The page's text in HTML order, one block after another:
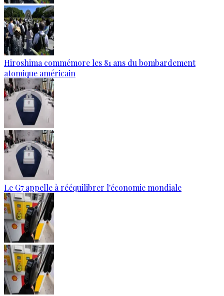
Hiroshima commémore les 81 ans du bombardement
atomique américain
Le G7 appelle à rééquilibrer l'économie mondiale